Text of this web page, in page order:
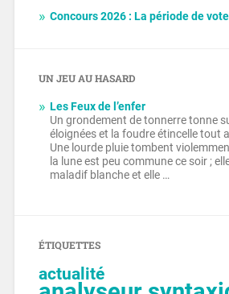
Concours 2026 : La période de
UN JEU AU HASARD
Les Feux de l’enfer
Un grondement de tonnerre tonne
éloignées et la foudre étincelle tout
Une lourde pluie tombent
la lune est peu commune ce soir ;
maladif blanche et elle …
ÉTIQUETTES
actualité